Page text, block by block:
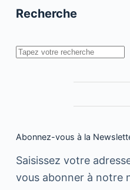
Design
journées
portes
Recherche
Rechercher
Abonnez-vous à la
Saisissez votre
vous abonner à notre